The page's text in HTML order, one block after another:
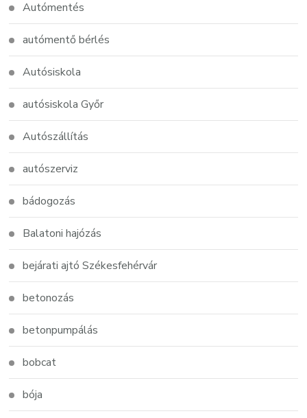
Autómentés
autómentő bérlés
Autósiskola
autósiskola Győr
Autószállítás
autószerviz
bádogozás
Balatoni hajózás
bejárati ajtó Székesfehérvár
betonozás
betonpumpálás
bobcat
bója